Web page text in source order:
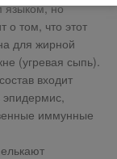
языком, но
о том, что этот
для жирной
(угревая сыпь).
входит
эпидермис,
иммунные